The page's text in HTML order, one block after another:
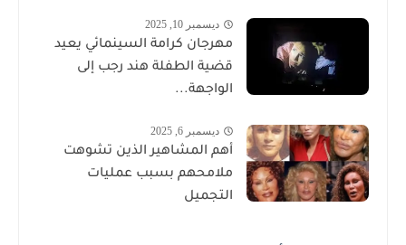
ديسمبر 10, 2025
مهرجان كرامة السينمائي يعيد
قضية الطفلة هند رجب إلى
الواجهة...
ديسمبر 6, 2025
أهم المشاهير الذين تشوهت
ملامحهم بسبب عمليات
التجميل